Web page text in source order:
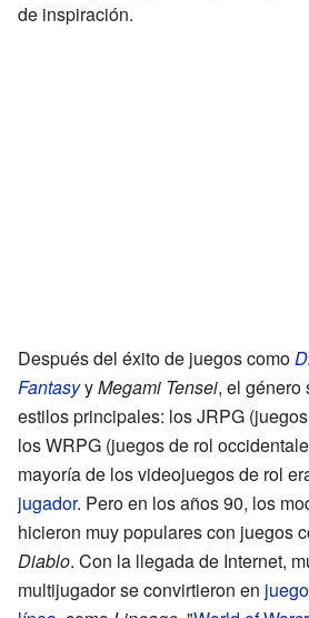
de inspiración.
Después del éxito de juegos como
FantasyyMegami Tensei, el género
estilos principales: los JRPG
los WRPG (juegos de rol
mayoría de los videojuegos de rol
jugador. Pero en los años 90, los
hicieron muy populares con juegos
Diablo. Con la llegada de Internet,
multijugador se convirtieron en